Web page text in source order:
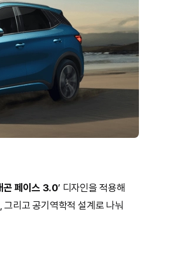
곤 페이스 3.0’ 디자인을 적용해
리고 공기역학적 설계로 나눠